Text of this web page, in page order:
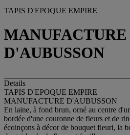
TAPIS D'EPOQUE EMPIRE
MANUFACTURE
D'AUBUSSON
Details
TAPIS D'EPOQUE EMPIRE
MANUFACTURE D'AUBUSSON
En laine, à fond brun, orné au centre
bordée d'une couronne de fleurs et de
écoinçons à décor de bouquet fleuri, la